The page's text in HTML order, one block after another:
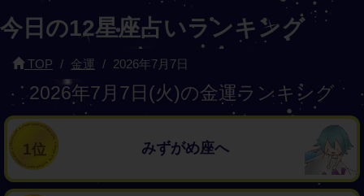
今日の12星座占いランキング
TOP 金運 2026年7月7日
2026年7月7日(火)の金運ランキング
1 みずがめ座へ